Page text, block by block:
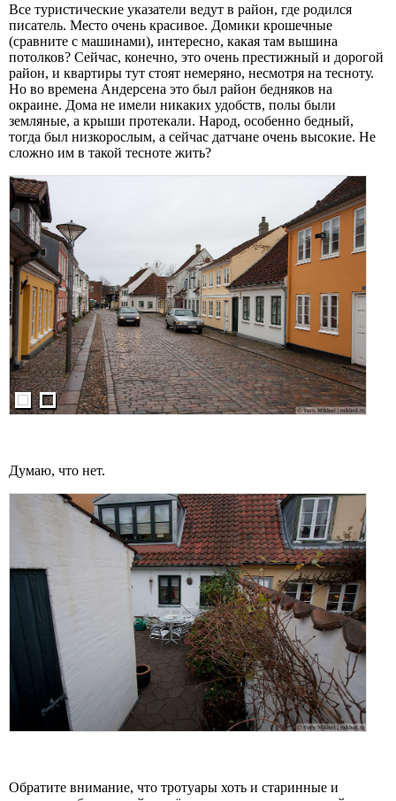
Все туристические указатели ведут в район, где родился
писатель. Место очень красивое. Домики крошечные
(сравните с машинами), интересно, какая там вышина
потолков? Сейчас, конечно, это очень престижный и дорогой
район, и квартиры тут стоят немеряно, несмотря на тесноту.
Но во времена Андерсена это был район бедняков на
окраине. Дома не имели никаких удобств, полы были
земляные, а крыши протекали. Народ, особенно бедный,
тогда был низкорослым, а сейчас датчане очень высокие. Не
сложно им в такой тесноте жить?
Думаю, что нет.
Обратите внимание, что тротуары хоть и старинные и